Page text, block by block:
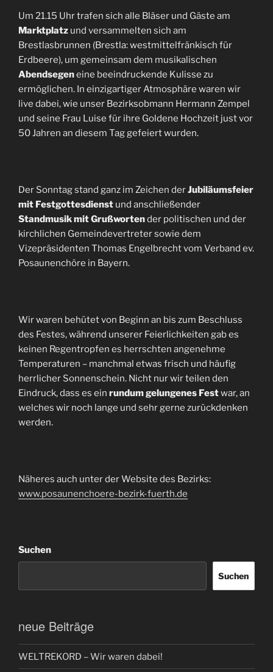
Um 21.15 Uhr trafen sich alle Bläser und Gäste am
Marktplatz und versammelten sich am
Brestlasbrunnen (Brestla: westmittelfränkisch für
Erdbeere), um gemeinsam dem musikalischen
Abendsegeneine beeindruckende Kulisse zu
ermöglichen. In einzigartiger Atmosphäre waren wir
live dabei, wie unser Bezirksobmann Hermann Zempel
und seine Frau Luise für ihre Goldene Hochzeit just vor
50 Jahren an diesem Tag gefeiert wurden.
Der Sonntag stand ganz im Zeichen derJubiläumsfeier
mit Festgottesdienst und anschließender
Standmusik mit Grußwortender politischen und der
kirchlichen Gemeindevertreter sowie dem
Vizepräsidenten Thomas Engelbrecht vom Verband ev.
Posaunenchöre in Bayern.
Wir waren behütet von Beginn an bis zum Beschluss
des Festes, während unserer Feierlichkeiten gab es
keinen Regentropfen es herrschten angenehme
Temperaturen – manchmal etwas frisch und häufig
herrlicher Sonnenschein. Nicht nur wir teilen den
Eindruck, dass es ein rundum gelungenes Festwar, an
welches wir noch lange und sehr gerne zurückdenken
werden.
Näheres auch unter der Website des Bezirks:
www.posaunenchoere-bezirk-fuerth.de
Suchen
Suchen
neue Beiträge
WELTREKORD – Wir waren dabei!